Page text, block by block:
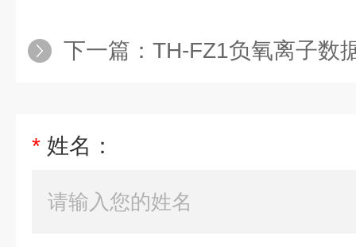
下一篇： TH-FZ1负氧离子数
* 姓名：